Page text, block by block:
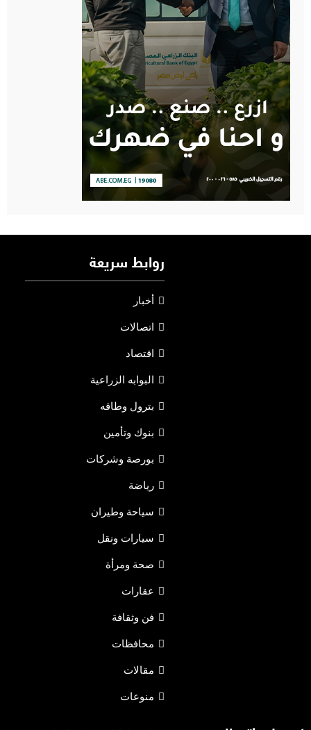
روابط سريعة
أخبار
اتصالات
اقتصاد
البوابه الزراعية
بترول وطاقه
بنوك وتأمين
بورصة وشركات
رياضة
سياحة وطيران
سيارات ونقل
صحة ومرأة
عقارات
فن وثقافة
محافظات
مقالات
منوعات